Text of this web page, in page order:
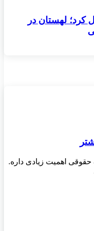
کرد؛ لهستان در
اهمیت زیادی داره.